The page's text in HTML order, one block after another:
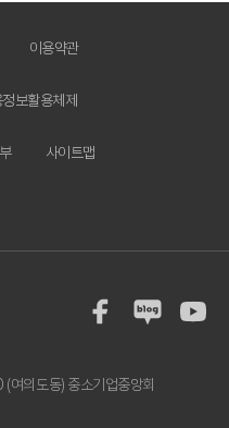
이용약관
보활용체제
사이트맵
의도동) 중소기업중앙회